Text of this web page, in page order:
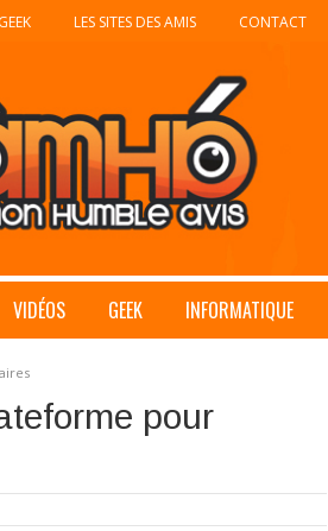
LES SITES DES AMIS CONTACT
VIDÉOS GEEK INFORMATIQUE
pour